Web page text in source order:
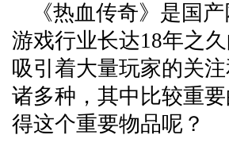
《热血传奇》是国
游戏行业长达18年之
吸引着大量玩家的关
诸多种，其中比较重
得这个重要物品呢？